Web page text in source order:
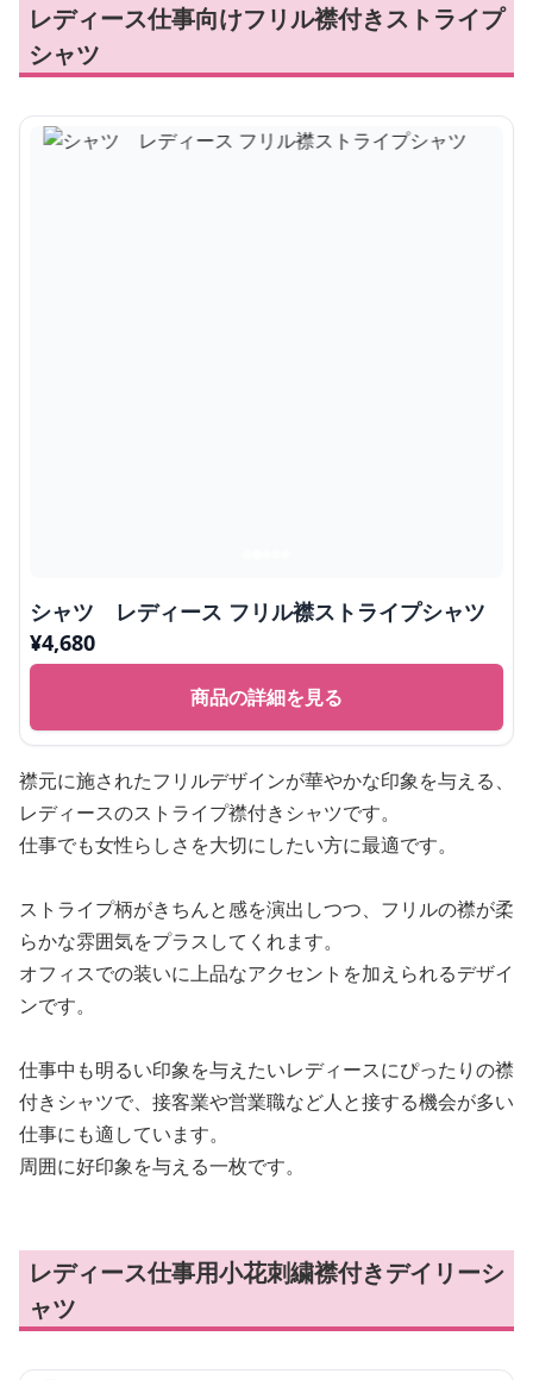
レディース仕事向けフリル襟付きストライプ
シャツ
シャツ レディース フリル襟ストライプシャツ
¥4,680
商品の詳細を見る
襟元に施されたフリルデザインが華やかな印象を与える、
レディースのストライプ襟付きシャツです。
仕事でも女性らしさを大切にしたい方に最適です。
ストライプ柄がきちんと感を演出しつつ、フリルの襟が柔
らかな雰囲気をプラスしてくれます。
オフィスでの装いに上品なアクセントを加えられるデザイ
ンです。
仕事中も明るい印象を与えたいレディースにぴったりの襟
付きシャツで、接客業や営業職など人と接する機会が多い
仕事にも適しています。
周囲に好印象を与える一枚です。
レディース仕事用小花刺繍襟付きデイリーシ
ャツ